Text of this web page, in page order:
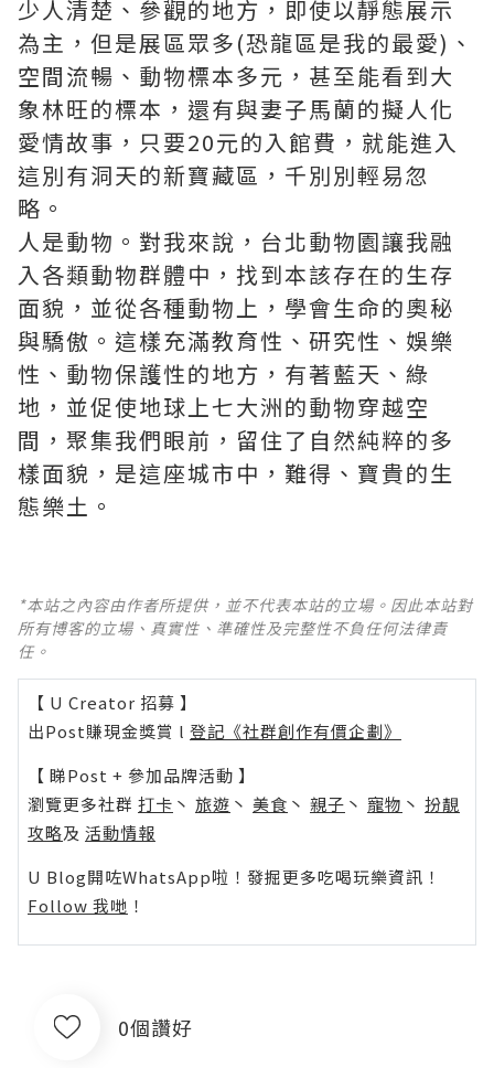
少人清楚、參觀的地方，即使以靜態展示
為主，但是展區眾多(恐龍區是我的最愛)、
空間流暢、動物標本多元，甚至能看到大
象林旺的標本，還有與妻子馬蘭的擬人化
愛情故事，只要20元的入館費，就能進入
這別有洞天的新寶藏區，千別別輕易忽
略。
人是動物。對我來說，台北動物園讓我融
入各類動物群體中，找到本該存在的生存
面貌，並從各種動物上，學會生命的奧秘
與驕傲。這樣充滿教育性、研究性、娛樂
性、動物保護性的地方，有著藍天、綠
地，並促使地球上七大洲的動物穿越空
間，聚集我們眼前，留住了自然純粹的多
樣面貌，是這座城市中，難得、寶貴的生
態樂土。
*本站之內容由作者所提供，並不代表本站的立場。因此本站對
所有博客的立場、真實性、準確性及完整性不負任何法律責
任。
【 U Creator 招募 】
出Post賺現金獎賞 l 登記《社群創作有價企劃》
【 睇Post + 參加品牌活動 】
瀏覽更多社群 打卡 丶 旅遊 丶 美食 丶 親子 丶 寵物 丶 扮靚
攻略及 活動情報
U Blog開咗WhatsApp啦！發掘更多吃喝玩樂資訊！
Follow 我哋 ！
0個讚好